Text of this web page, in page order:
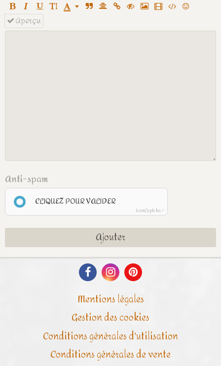
Aperçu
Anti-spam
CLIQUEZ POUR VALIDER
IconCaptcha ©
Ajouter
Mentions légales
Gestion des cookies
Conditions générales d'utilisation
Conditions générales de vente